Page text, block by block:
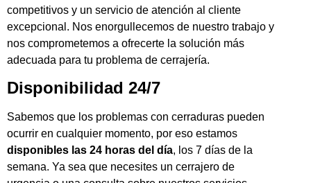
competitivos y un servicio de atención al cliente
excepcional. Nos enorgullecemos de nuestro trabajo y
nos comprometemos a ofrecerte la solución más
adecuada para tu problema de cerrajería.
Disponibilidad 24/7
Sabemos que los problemas con cerraduras pueden
ocurrir en cualquier momento, por eso estamos
disponibles las 24 horas del día, los 7 días de la
semana. Ya sea que necesites un cerrajero de